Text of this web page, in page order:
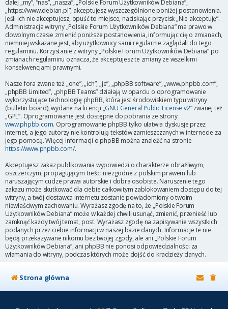
j
dalej „my”, ”nas”, „nasza”, „Polskie Forum Użytkowników Debiana”,
„https://www.debian.pl”, akceptujesz wyszczególnione poniżej postanowienia.
Jeśli ich nie akceptujesz, opuść to miejsce, naciskając przycisk „Nie akceptuję”.
Administracja witryny „Polskie Forum Użytkowników Debiana” ma prawo w
dowolnym czasie zmienić poniższe postanowienia, informując cię o zmianach,
niemniej wskazane jest, aby użytkownicy sami regularnie zaglądali do tego
regulaminu. Korzystanie z witryny „Polskie Forum Użytkowników Debiana” po
zmianach regulaminu oznacza, że akceptujesz te zmiany ze wszelkimi
konsekwencjami prawnymi.
Nasze fora zwane też „one”, „ich”, „je”, „phpBB software”, „www.phpbb.com”,
„phpBB Limited”, „phpBB Teams” działają w oparciu o oprogramowanie
wykorzystujące technologię phpBB, która jest środowiskiem typu witryny
(bulletin board), wydane na licencji „GNU General Public License v2” zwanej też
„GPL”. Oprogramowanie jest dostępne do pobrania ze strony
www.phpbb.com. Oprogramowanie phpBB tylko ułatwia dyskusje przez
internet, a jego autorzy nie kontrolują tekstów zamieszczanych w internecie za
jego pomocą. Więcej informacji o phpBB można znaleźć na stronie
https://www.phpbb.com/.
Akceptujesz zakaz publikowania wypowiedzi o charakterze obraźliwym,
oszczerczym, propagującym treści niezgodne z polskim prawem lub
naruszającym cudze prawa autorskie i dobra osobiste. Naruszenie tego
zakazu może skutkować dla ciebie całkowitym zablokowaniem dostępu do tej
witryny, a twój dostawca internetu zostanie powiadomiony o twoim
niewłaściwym zachowaniu. Wyrażasz zgodę na to, że „Polskie Forum
Użytkowników Debiana” może w każdej chwili usunąć, zmienić, przenieść lub
zamknąć każdy twój temat, post. Wyrażasz zgodę na zapisywanie wszystkich
podanych przez ciebie informacji w naszej bazie danych. Informacje te nie
będą przekazywane nikomu bez twojej zgody, ale ani „Polskie Forum
Użytkowników Debiana”, ani phpBB nie ponosi odpowiedzialności za
włamania do witryny, podczas których może dojść do kradzieży danych.
Strona główna